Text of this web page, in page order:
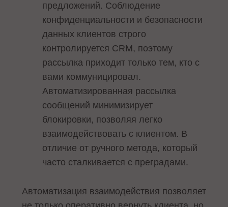
предложений. Соблюдение
конфиденциальности и безопасности
данных клиентов строго
контролируется CRM, поэтому
рассылка приходит только тем, кто с
вами коммуницировал.
Автоматизированная рассылка
сообщений минимизирует
блокировки, позволяя легко
взаимодействовать с клиентом. В
отличие от ручного метода, который
часто сталкивается с преградами.
Автоматизация взаимодействия позволяет